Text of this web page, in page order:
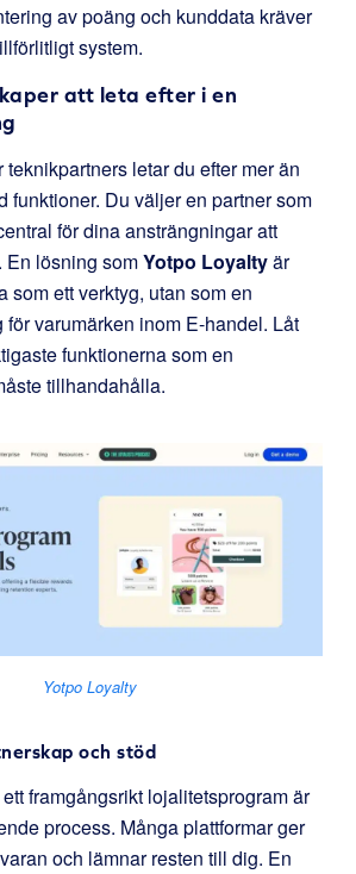
av poäng och kunddata kräver
system.
att leta efter i en
teknikpartners letar du efter mer än
funktioner. Du väljer en partner som
för dina ansträngningar att
lösning somYotpo Loyaltyär
som ett verktyg, utan som en
varumärken inom E-handel. Låt
funktionerna som en
tillhandahålla.
Yotpo Loyalty
och stöd
framgångsrikt lojalitetsprogram är
process. Många plattformar ger
och lämnar resten till dig. En